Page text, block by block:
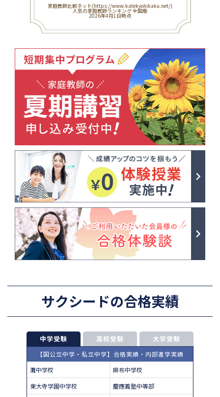
家庭教師比較ネット(https://www.katekyohikaku.net/)
人気の家庭教師ランキング 全国版
2026年4月1日時点
サクシードの合格実績
中学受験 高校受験 大学受験
【国公立中学・私立中学】合格実績・内部進学実績
灘中学校
麻布中学校
東大寺学園中学校
慶應義塾中等部